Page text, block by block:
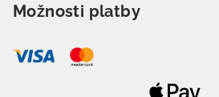
Možnosti platby